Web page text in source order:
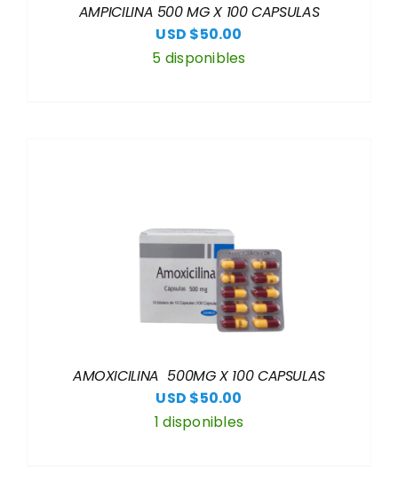
AMPICILINA 500 MG X 100 CAPSULAS
USD $50.00
5 disponibles
AMOXICILINA 500MG X 100 CAPSULAS
USD $50.00
1 disponibles